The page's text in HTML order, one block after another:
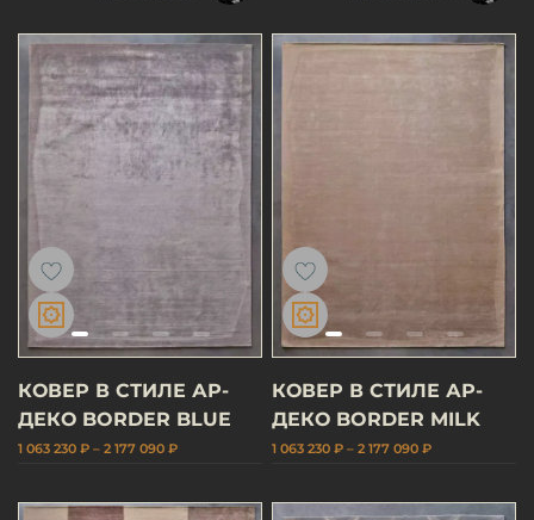
КОВЕР В СТИЛЕ АР-
ДЕКО BORDER BLUE
1 063 230 ₽ – 2 177 090 ₽
КОВЕР В СТИЛЕ АР-
ДЕКО BORDER MILK
1 063 230 ₽ – 2 177 090 ₽